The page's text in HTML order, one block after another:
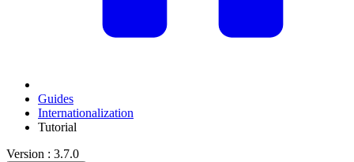
Guides
Internationalization
Tutorial
Version : 3.7.0